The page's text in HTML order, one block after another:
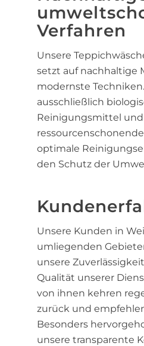
Verfahren
Unsere
setzt auf nachhaltige
modernste
ausschließlich
Reinigungsmittel und
optimale
den Schutz der
Unsere Kunden in
umliegenden
unsere
Qualität unserer
von ihnen kehren
zurück und
Besonders
unsere transparente